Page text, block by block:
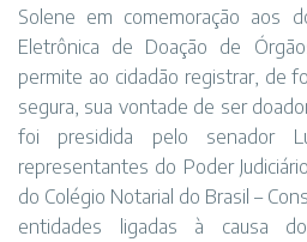
Solene em comemoração aos
Eletrônica de Doação de
permite ao cidadão registrar, de
segura, sua vontade de ser
foi presidida pelo senador
representantes do Poder
do Colégio Notarial do Brasil –
entidades ligadas à causa